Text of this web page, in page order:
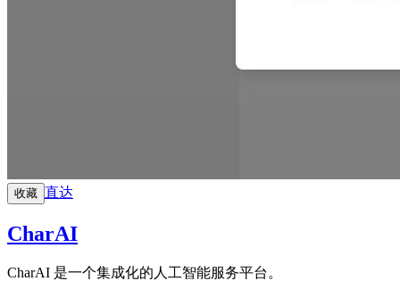
收藏 直达
CharAI
CharAI 是一个集成化的人工智能服务平台。